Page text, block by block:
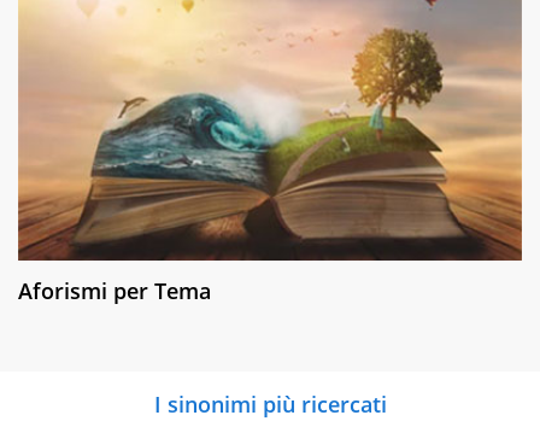
Aforismi per Tema
I sinonimi più ricercati